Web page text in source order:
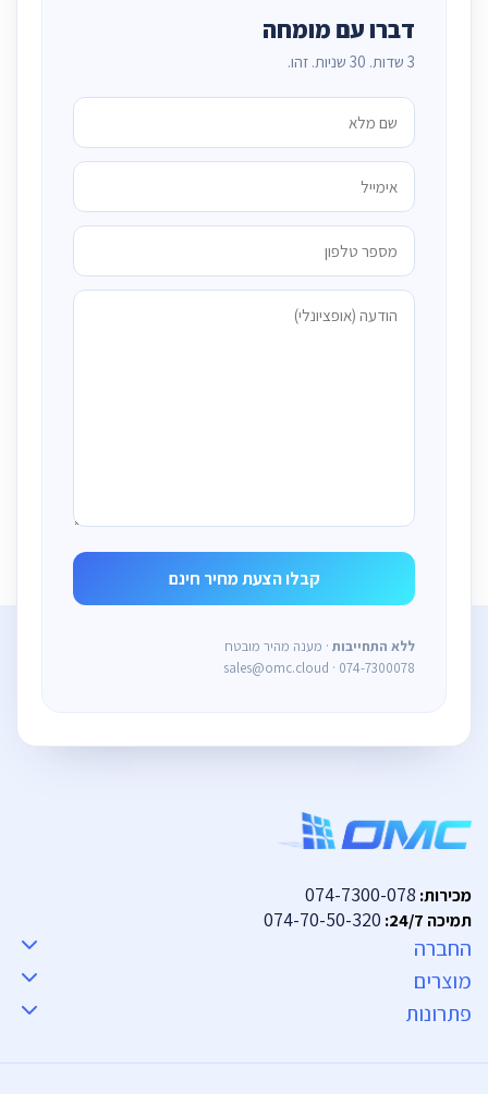
דברו עם מומחה
3 שדות. 30 שניות. זהו.
ללא התחייבות · מענה מהיר מובטח
sales@omc.cloud · 074-7300078
מכירות: 074-7300-078
תמיכה 24/7: 074-70-50-320
החברה
מוצרים
פתרונות